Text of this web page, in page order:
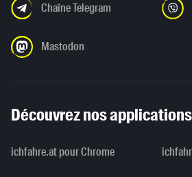
Chaîne Telegram
Mastodon
Découvrez nos applications
ichfahre.at pour Chrome